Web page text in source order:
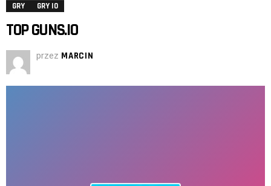
GRY GRY IO
TOP GUNS.IO
przez MARCIN